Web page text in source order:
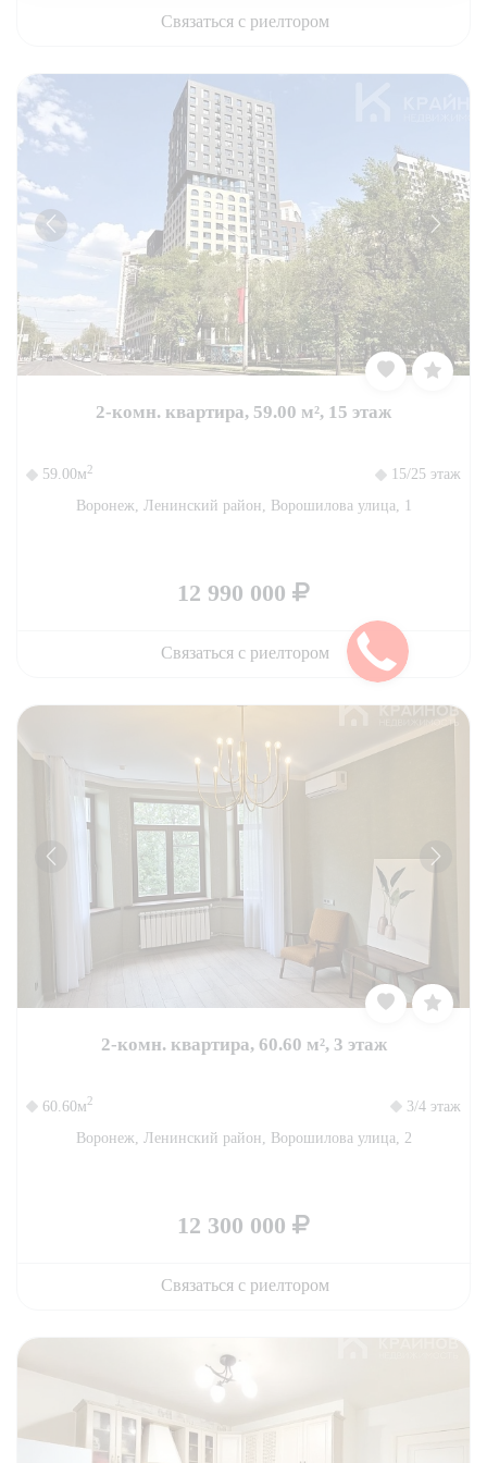
Связаться с риелтором
2-комн. квартира, 59.00 м², 15 этаж
59.00м2
15/25 этаж
Воронеж, Ленинский район, Ворошилова улица, 1
12 990 000
Связаться с риелтором
2-комн. квартира, 60.60 м², 3 этаж
60.60м2
3/4 этаж
Воронеж, Ленинский район, Ворошилова улица, 2
12 300 000
Связаться с риелтором